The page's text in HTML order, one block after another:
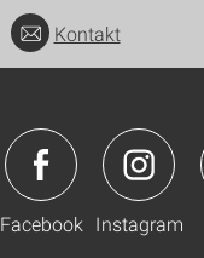
Kontakt
Facebook Instagram